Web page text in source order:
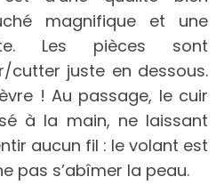
magnifique et une
Les pièces sont
cutter juste en dessous.
! Au passage, le cuir
à la main, ne laissant
aucun fil : le volant est
pas s’abîmer la peau.